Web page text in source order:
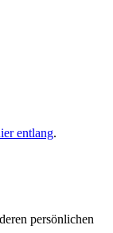
entlang.
persönlichen